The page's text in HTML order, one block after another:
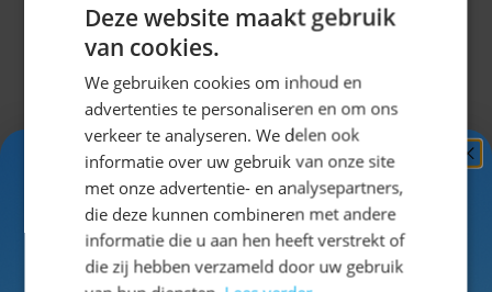
behoudt deze zijn kwaliteit, ook bij intensief
gebruik. Rundleer zorgt daarnaast voor een
robuuste en verzorgde uitstraling.
De modellen binnen deze categorie worden
geleverd met bretels. Bretels horen bij een
lederhose en zorgen ervoor dat de broek
goed blijft zitten tijdens het dragen.
Waarom kiezen voor een
lange lederhose van
Deze website maakt gebruik
van cookies.
We gebruiken cookies om inhoud en
advertenties te personaliseren en om ons
verkeer te analyseren. We delen ook
informatie over uw gebruik van onze site
met onze advertentie- en analysepartners,
die deze kunnen combineren met andere
informatie die u aan hen heeft verstrekt of
die zij hebben verzameld door uw gebruik
Ontvang5%
KORTING!
Schrijf je nuin voor de nieuwsbrief en ontvang toegang
tot exclusieve kortingen!